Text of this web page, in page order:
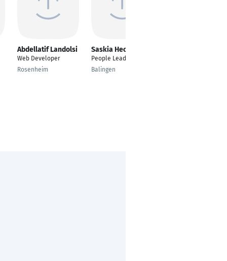
Abdellatif Landolsi
Web Developer
Rosenheim
Saskia Heckele
People Lead
Balingen